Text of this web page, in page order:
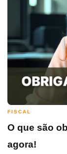
FISCAL
O que são
agora!